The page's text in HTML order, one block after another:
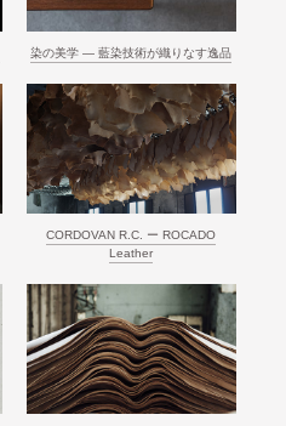
染の美学 ― 藍染技術が織りなす逸品
CORDOVAN R.C. ー ROCADO
Leather